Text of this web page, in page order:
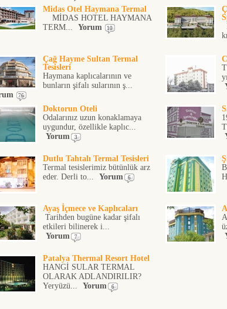
Midas Otel Haymana Termal
MİDAS HOTEL HAYMANA
TERM...
Yorum 10
Çağ Hayme Sultan Termal
Tesisleri
Haymana kaplıcalarının ve
bunların şifalı sularının ş...
76
Doktorun Oteli
Odalarınız uzun konaklamaya
uygundur, özellikle kaplıc...
Yorum
3
Dutlu Tahtalı Termal Tesisleri
Termal tesislerimiz bütünlük arz
eder. Derli to...
Yorum 6
Ayaş İçmece ve Kaplıcaları
Tarihden bugüne kadar şifalı
etkileri bilinerek i...
Yorum
7
Patalya Thermal Resort Hotel
HANGİ SULAR TERMAL
OLARAK ADLANDIRILIR?
Yeryüzü...
Yorum 6